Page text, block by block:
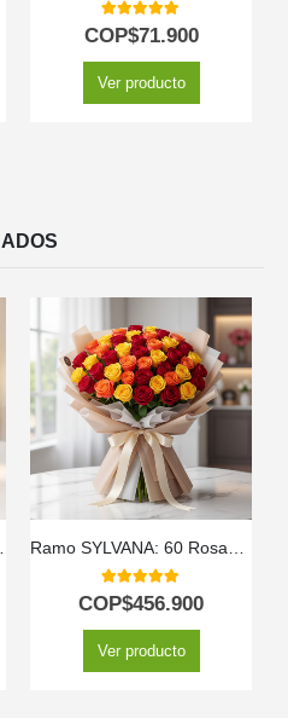
5.00out of 5
COP$71.900
Ver producto
5.00out of 5
COP$456.900
Ver producto